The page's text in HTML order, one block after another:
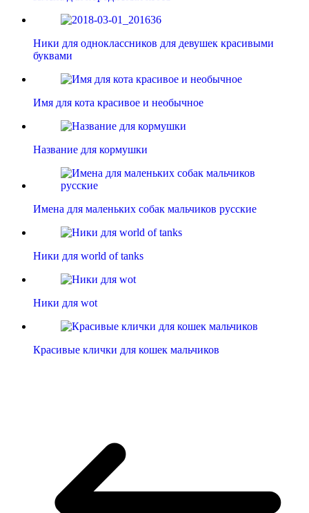
Ники для одноклассников для девушек красивыми
буквами
Имя для кота красивое и необычное
Название для кормушки
Имена для маленьких собак мальчиков русские
Ники для world of tanks
Ники для wot
Красивые клички для кошек мальчиков